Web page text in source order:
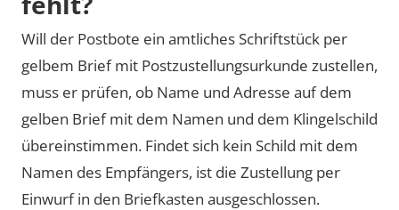
Will der Postbote ein amtliches Schriftstück per
gelbem Brief mit Postzustellungsurkunde zustellen,
muss er prüfen, ob Name und Adresse auf dem
gelben Brief mit dem Namen und dem Klingelschild
übereinstimmen. Findet sich kein Schild mit dem
Namen des Empfängers, ist die Zustellung per
Einwurf in den Briefkasten ausgeschlossen.